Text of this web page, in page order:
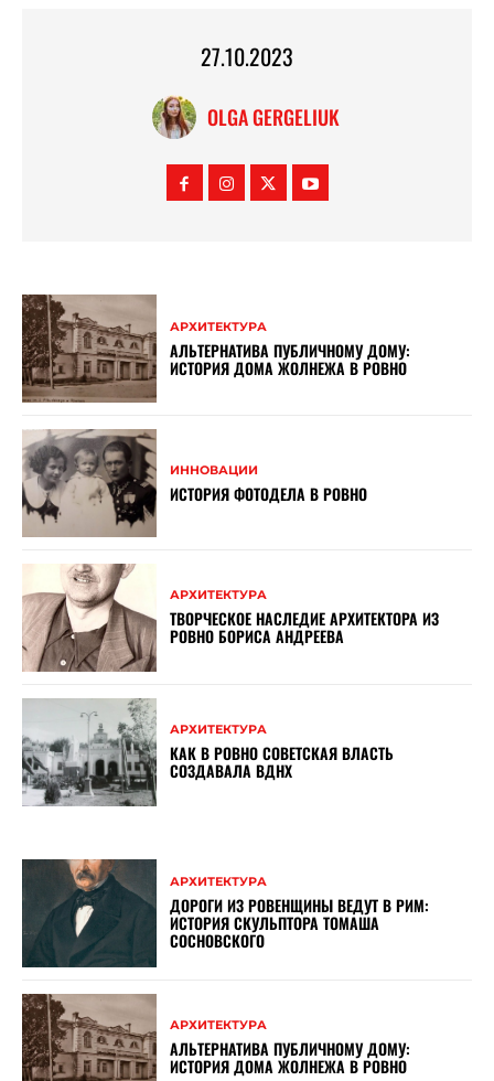
27.10.2023
OLGA GERGELIUK
АРХИТЕКТУРА
АЛЬТЕРНАТИВА ПУБЛИЧНОМУ ДОМУ:
ИСТОРИЯ ДОМА ЖОЛНЕЖА В РОВНО
ИННОВАЦИИ
ИСТОРИЯ ФОТОДЕЛА В РОВНО
АРХИТЕКТУРА
ТВОРЧЕСКОЕ НАСЛЕДИЕ АРХИТЕКТОРА ИЗ
РОВНО БОРИСА АНДРЕЕВА
АРХИТЕКТУРА
КАК В РОВНО СОВЕТСКАЯ ВЛАСТЬ
СОЗДАВАЛА ВДНХ
АРХИТЕКТУРА
ДОРОГИ ИЗ РОВЕНЩИНЫ ВЕДУТ В РИМ:
ИСТОРИЯ СКУЛЬПТОРА ТОМАША
СОСНОВСКОГО
АРХИТЕКТУРА
АЛЬТЕРНАТИВА ПУБЛИЧНОМУ ДОМУ:
ИСТОРИЯ ДОМА ЖОЛНЕЖА В РОВНО